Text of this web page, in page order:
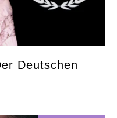
Deutschen